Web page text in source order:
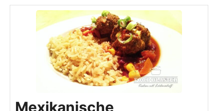
Mexikanische